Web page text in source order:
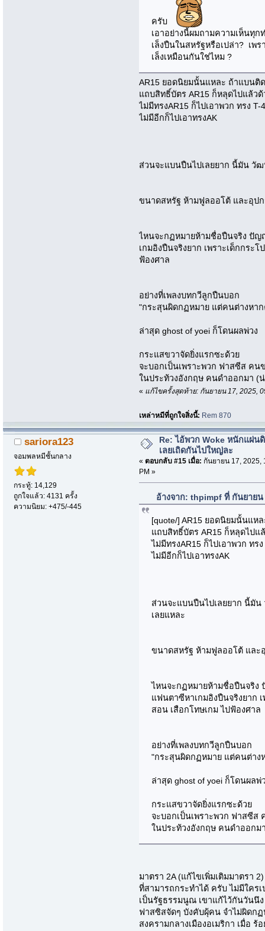
ครับ
เอาอย่างนี้ผมถามความเห็นทุ
เล็งปืนในสหรัฐหรือเปล่า? เพ
เล็งเหมือนกันใช่ไหม ?
AR15 ยอดนิยมนั้นแหละ ถ้าแบนติ
แถบสิทธิ์บัตร AR15 ก็หลุดไปแล้วด้
ไม่มีทรงAR15 ก็ไปเอาพวก ทรง T-
ไม่มีอีกก็ไปเอาทรงAK
ส่วนจะแบนปืนไปเลยยาก นี้มัน วั
ขนาดสหรัฐ ห้ามฟูลออโต้ และอุป
ไหนจะกฏหมายห้ามชื่อปืนจริง ปัญ
เกมอิงปืนจริงยาก เพราะเด็กกระ
ฟ้องศาล
อย่างที่เพลงบทกวีลูกปืนบอก
"กระสุนผิดกฏหมาย แต่คนต่างหา
ล่าสุด ghost of yoei ก็โดนผลพ่วง
กระแสขวาจัดยิ่งแรกซะด้วย
จะบอกเป็นเพราะพวก ฟาสซีส คน
ในประท้วงอังกฤษ คนดำออกมา (
« แก้ไขครั้งสุดท้าย: กันยายน 17, 2025,
เหล่าหมีที่ถูกใจสิ่งนี้: Rem 870
sariora123
จอมพลหมีชั้นกลาง
กระทู้: 14,129
ถูกใจแล้ว: 4131 ครั้ง
ความนิยม: +475/-445
Re: ไอ้พวก Woke หนักแผ่น
เลยเถิดกันไปใหญ่ละ
« ตอบกลับ #15 เมื่อ: กันยายน 17, 2025,
PM »
อ้างจาก: thpimpf ที่ กันยายน
[quote/] AR15 ยอดนิยมนั้นแ
แถบสิทธิ์บัตร AR15 ก็หลุดไปแ
ไม่มีทรงAR15 ก็ไปเอาพวก ทร
ไม่มีอีกก็ไปเอาทรงAK
ส่วนจะแบนปืนไปเลยยาก นี้มั
เลยแหละ
ขนาดสหรัฐ ห้ามฟูลออโต้ และ
ไหนจะกฏหมายห้ามชื่อปืนจริง
แฟนตาซีหาเกมอิงปืนจริงยาก
สอน เสือกโทษเกม ไปฟ้องศาล
อย่างที่เพลงบทกวีลูกปืนบอก
"กระสุนผิดกฏหมาย แต่คนต่าง
ล่าสุด ghost of yoei ก็โดนผลพ่
กระแสขวาจัดยิ่งแรกซะด้วย
จะบอกเป็นเพราะพวก ฟาสซีส
ในประท้วงอังกฤษ คนดำออกม
มาตรา 2A (แก้ไขเพิ่มเติมมาตรา
ที่สามารถกระทำได้ ครับ ไม่มีใครเ
เป็นรัฐธรรมนูณ เขาแก้ไว้กันวันนึ
ฟาสซิสจัดๆ บังคับผุ้คน จำไม่ผิดกฏ
สงครามกลางเมืองอเมริกา เมื่อ